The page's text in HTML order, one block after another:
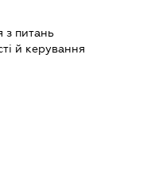
з питань
й керування